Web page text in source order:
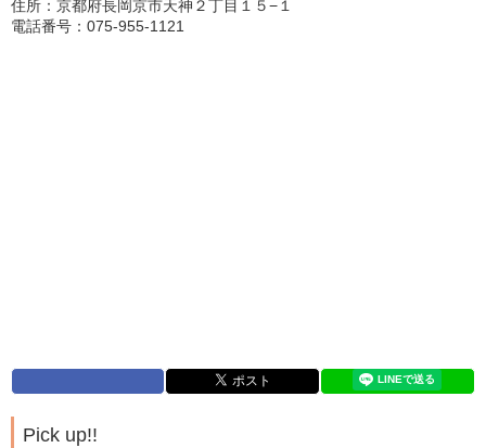
住所：京都府長岡京市天神２丁目１５−１
電話番号：075-955-1121
Pick up!!